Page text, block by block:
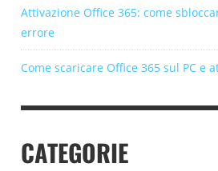
Attivazione Office 365: come
errore
Come scaricare Office 365 sul PC e
CATEGORIE